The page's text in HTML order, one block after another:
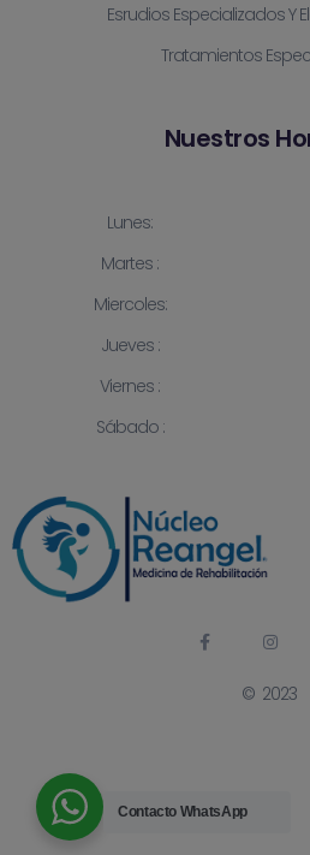
© 2023
Esrudios Especializados Y
Tratamientos
Nuestros
Lunes:
Martes :
Miercoles:
Jueves :
Viernes :
Sábado :
Contacto WhatsApp